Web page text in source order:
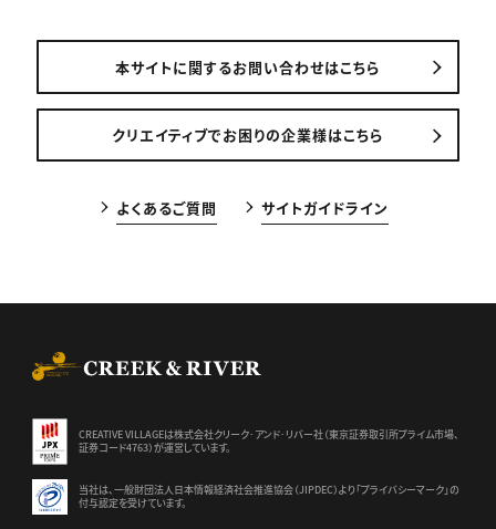
本サイトに関するお問い合わせはこちら
クリエイティブでお困りの企業様はこちら
よくあるご質問 サイトガイドライン
CREATIVE VILLAGEは株式会社クリーク･アンド･リバー社（東京証券取引所プライム市場、
証券コード4763）が運営しています。
当社は、一般財団法人日本情報経済社会推進協会（JIPDEC）より 「プライバシーマーク」の
付与認定を受けています。